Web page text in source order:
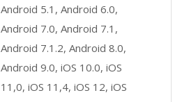
Android 5.1, Android 6.0,
Android 7.0, Android 7.1,
Android 7.1.2, Android 8.0,
Android 9.0, iOS 10.0, iOS
11,0, iOS 11,4, iOS 12, iOS